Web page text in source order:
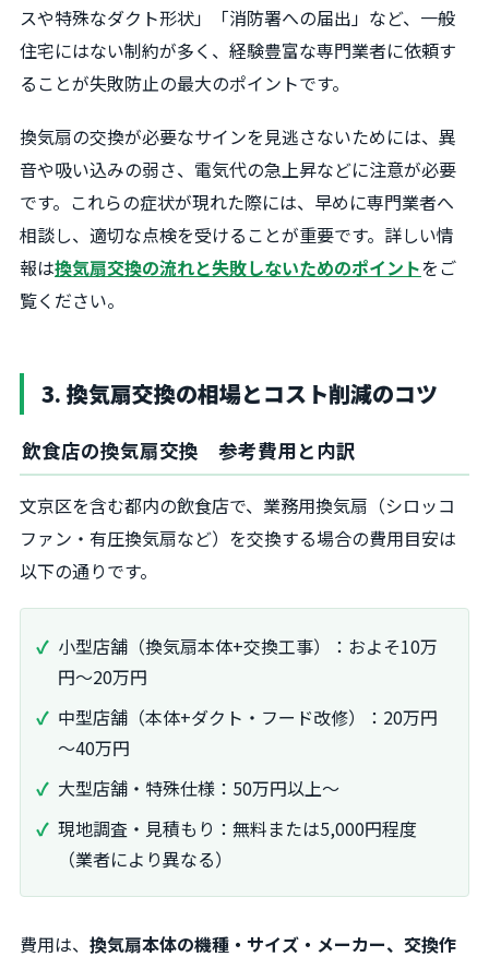
スや特殊なダクト形状」「消防署への届出」など、一般
住宅にはない制約が多く、経験豊富な専門業者に依頼す
ることが失敗防止の最大のポイントです。
換気扇の交換が必要なサインを見逃さないためには、異
音や吸い込みの弱さ、電気代の急上昇などに注意が必要
です。これらの症状が現れた際には、早めに専門業者へ
相談し、適切な点検を受けることが重要です。詳しい情
報は換気扇交換の流れと失敗しないためのポイントをご
覧ください。
3. 換気扇交換の相場とコスト削減のコツ
飲食店の換気扇交換 参考費用と内訳
文京区を含む都内の飲食店で、業務用換気扇（シロッコ
ファン・有圧換気扇など）を交換する場合の費用目安は
以下の通りです。
小型店舗（換気扇本体+交換工事）：およそ10万
円～20万円
中型店舗（本体+ダクト・フード改修）：20万円
～40万円
大型店舗・特殊仕様：50万円以上～
現地調査・見積もり：無料または5,000円程度
（業者により異なる）
費用は、 換気扇本体の機種・サイズ・メーカー、交換作